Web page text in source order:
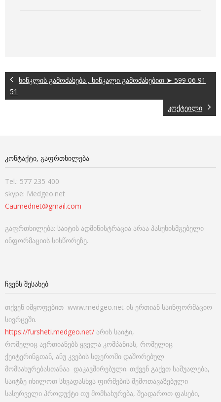
ხინკლის გამოძახება , ხინკალი გამოძახებით ➤ 599 06 91
51
კოქტეილი
ᲙᲝᲜᲢᲐᲥᲢᲘ, ᲒᲐᲤᲠᲗᲮᲘᲚᲔᲑᲐ
Tel.: 577 235 400
skype: Medgeo.net
Caumednet@gmail.com
გაფრთხილება: საიტის ადმინისტრაცია არაა პასუხისმგებელი
ინფორმაციის სისწორეზე.
ᲩᲕᲔᲜᲡ ᲨᲔᲡᲐᲮᲔᲑ
თქვენ იმყოფებით www.medgeo.net-ის ერთიან საინფორმაციო
სივრცეში.
https://fursheti.medgeo.net/ არის საიტი,
რომელიც აერთიანებს ყველა კომპანიას, რომელიც
ქეიტერინგთან, ანუ კვების სფეროში დაშორებულ
მომსახურებასთანაა დაკავშირებული. თქვენ გაქვთ საშუალება,
საიტზე იხილოთ სხვადასხვა ფირმების შემოთავაზებული
სასურველი პროდუქტი თუ მომსახურება, შეადაროთ ფასები,